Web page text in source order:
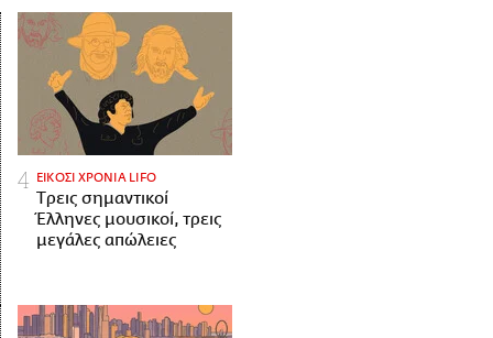
ΕΙΚΟΣΙ ΧΡΟΝΙΑ LIFO
Tρεις σημαντικοί
Έλληνες μουσικοί, τρεις
μεγάλες απώλειες